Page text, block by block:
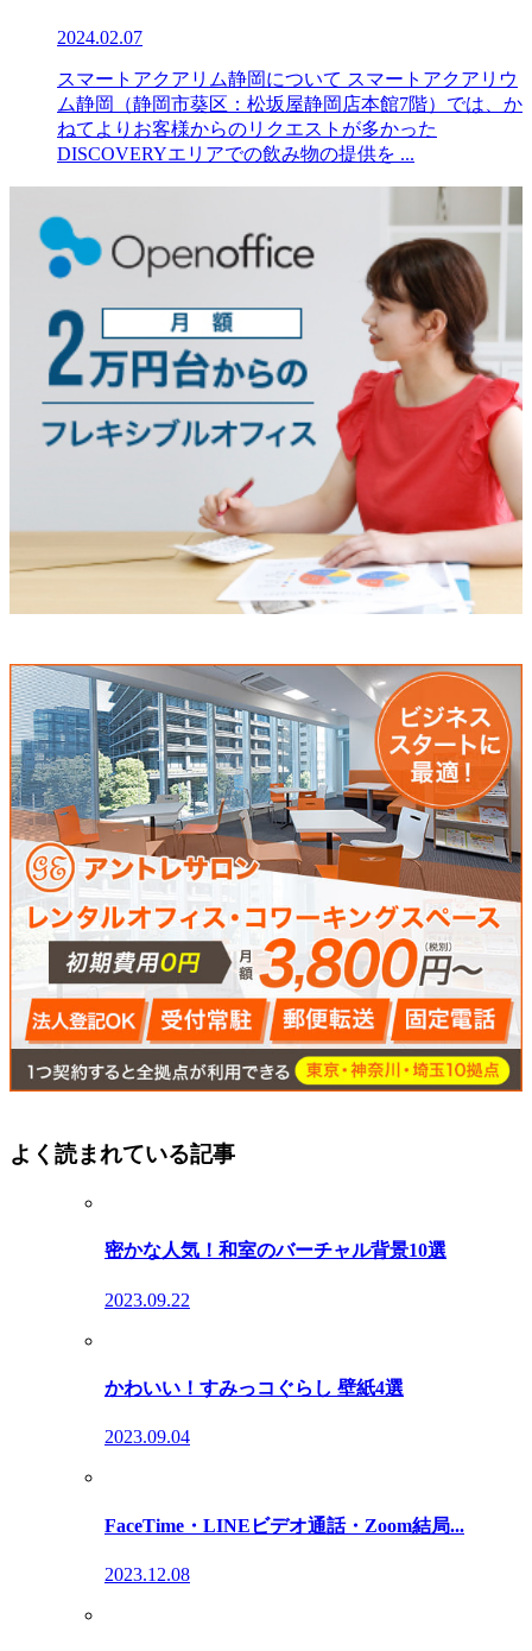
2024.02.07
スマートアクアリム静岡について スマートアクアリウ
ム静岡（静岡市葵区：松坂屋静岡店本館7階）では、か
ねてよりお客様からのリクエストが多かった
DISCOVERYエリアでの飲み物の提供を ...
よく読まれている記事
密かな人気！和室のバーチャル背景10選
2023.09.22
かわいい！すみっコぐらし 壁紙4選
2023.09.04
FaceTime・LINEビデオ通話・Zoom結局...
2023.12.08